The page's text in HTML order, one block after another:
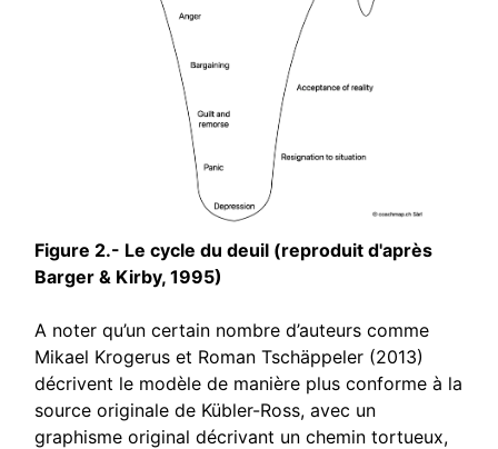
Figure 2.- Le cycle du deuil (reproduit d'après
Barger & Kirby, 1995)
A noter qu’un certain nombre d’auteurs comme
Mikael Krogerus et Roman Tschäppeler (2013)
décrivent le modèle de manière plus conforme à la
source originale de Kübler-Ross, avec un
graphisme original décrivant un chemin tortueux,